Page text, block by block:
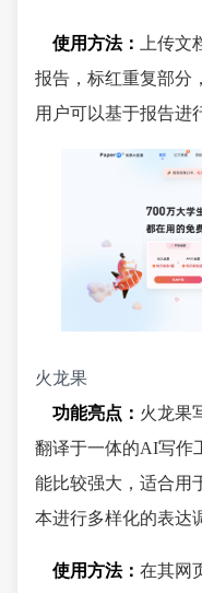
使用方法：
上传
报告，标红重复部分
用户可以基于报告进
火龙果
功能亮点： 火龙果
翻译于一体的AI写作
能比较强大，适合用
本进行多样化的表达
使用方法： 在其网